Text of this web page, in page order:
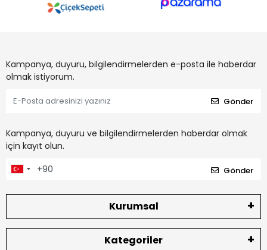
Kampanya, duyuru, bilgilendirmelerden e-posta ile haberdar
olmak istiyorum.
Gönder
Kampanya, duyuru ve bilgilendirmelerden haberdar olmak
için kayıt olun.
Gönder
Kurumsal
Kategoriler